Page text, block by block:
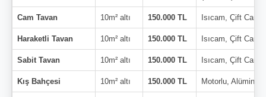
Cam Tavan 10m² altı 150.000 TL Isıcam, Çift Cam
Haraketli Tavan 10m² altı 150.000 TL Isıcam, Çift Cam
Sabit Tavan 10m² altı 150.000 TL Isıcam, Çift Cam
Kış Bahçesi 10m² altı 150.000 TL Motorlu,